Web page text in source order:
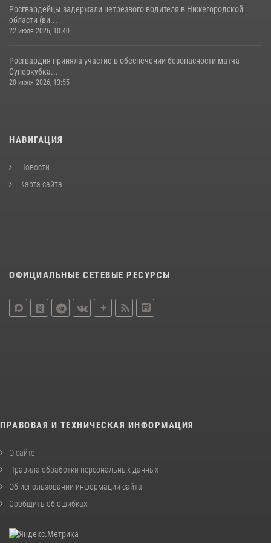
Росгвардейцы задержали нетрезвого водителя в Нижегородской
области (ви...
22 июля 2026, 10:40
Росгвардия приняла участие в обеспечении безопасности матча
Суперкубка...
20 июля 2026, 13:55
НАВИГАЦИЯ
Новости
Карта сайта
ОФИЦИАЛЬНЫЕ СЕТЕВЫЕ РЕСУРСЫ
ПРАВОВАЯ И ТЕХНИЧЕСКАЯ ИНФОРМАЦИЯ
О сайте
Правила обработки персональных данных
Об использовании информации сайта
Сообщить об ошибках